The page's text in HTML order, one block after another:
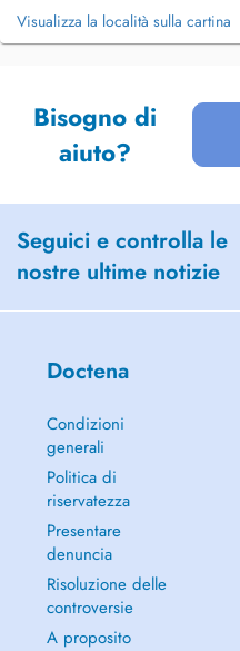
Visualizza la località sulla cartina
Bisogno di
aiuto?
Seguici e controlla le
nostre ultime notizie
Doctena
Condizioni
generali
Politica di
riservatezza
Presentare
denuncia
Risoluzione delle
controversie
A proposito